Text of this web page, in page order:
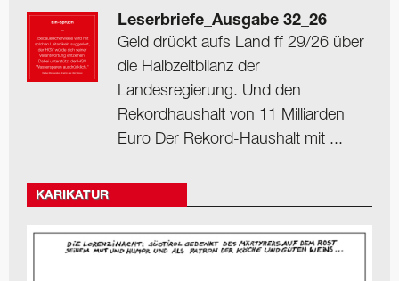
Leserbriefe_Ausgabe 32_26
Geld drückt aufs Land ff 29/26 über
die Halbzeitbilanz der
Landesregierung. Und den
Rekordhaushalt von 11 Milliarden
Euro Der Rekord-Haushalt mit ...
KARIKATUR